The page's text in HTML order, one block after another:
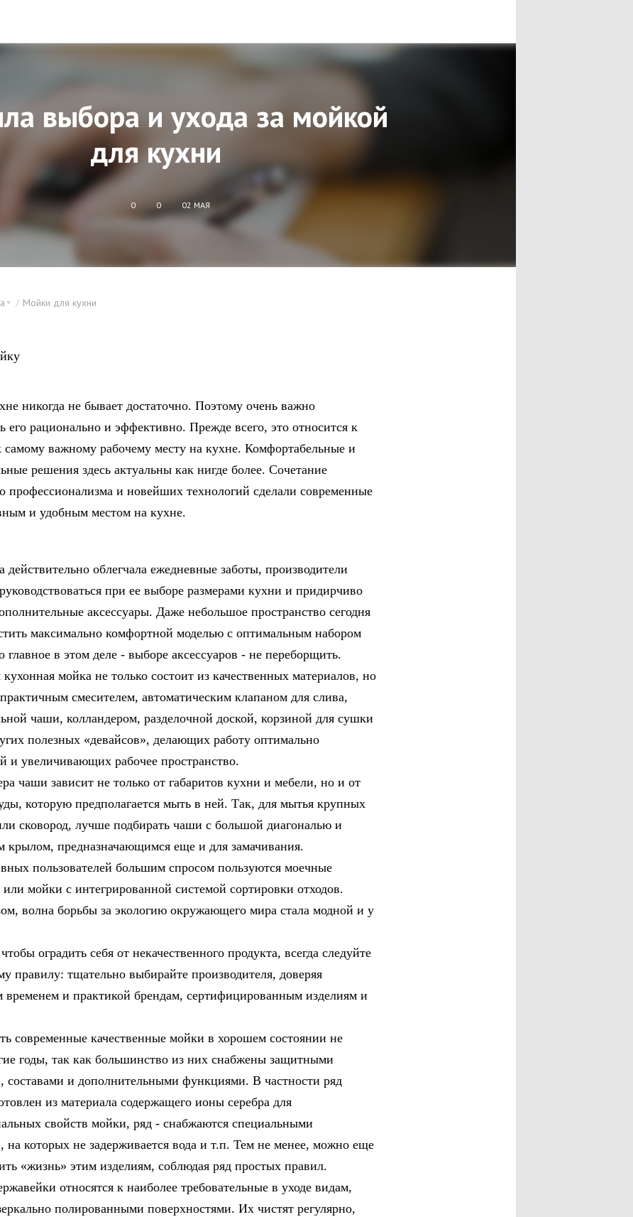
выбора и ухода за мойкой
для кухни
0 0 02 МАЯ
Мойки для кухни
никогда не бывает достаточно. Поэтому очень важно
его рационально и эффективно. Прежде всего, это относится к
самому важному рабочему месту на кухне. Комфортабельные и
решения здесь актуальны как нигде более. Сочетание
профессионализма и новейших технологий сделали современные
и удобным местом на кухне.
облегчала ежедневные заботы, производители
при ее выборе размерами кухни и придирчиво
аксессуары. Даже небольшое пространство сегодня
максимально комфортной моделью с оптимальным набором
в этом деле - выборе аксессуаров - не переборщить.
кухонная мойка не только состоит из качественных материалов, но
смесителем, автоматическим клапаном для слива,
чаши, колландером, разделочной доской, корзиной для сушки
полезных «девайсов», делающих работу оптимально
и увеличивающих рабочее пространство.
чаши зависит не только от габаритов кухни и мебели, но и от
которую предполагается мыть в ней. Так, для мытья крупных
сковород, лучше подбирать чаши с большой диагональю и
крылом, предназначающимся еще и для замачивания.
пользователей большим спросом пользуются моечные
мойки с интегрированной системой сортировки отходов.
волна борьбы за экологию окружающего мира стала модной и у
оградить себя от некачественного продукта, всегда следуйте
правилу: тщательно выбирайте производителя, доверяя
и практикой брендам, сертифицированным изделиям и
современные качественные мойки в хорошем состоянии не
годы, так как большинство из них снабжены защитными
составами и дополнительными функциями. В частности ряд
из материала содержащего ионы серебра для
свойств мойки, ряд - снабжаются специальными
на которых не задерживается вода и т.п. Тем не менее, можно еще
«жизнь» этим изделиям, соблюдая ряд простых правил.
относятся к наиболее требовательные в уходе видам,
полированными поверхностями. Их чистят регулярно,